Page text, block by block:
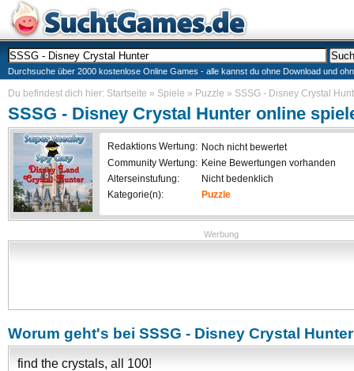
Durchsuche über 2000 kostenlose Online Games - alle kannst du ohne Download und
Du befindest dich hier: Startseite » Spiele » Puzzle » SSSG - Disney Crystal
SSSG - Disney Crystal Hunter online
Redaktions Wertung: Noch nicht bewertet
Community Wertung: Keine Bewertungen vorhanden
Alterseinstufung:
Nicht bedenklich
Kategorie(n):
Puzzle
Werbung
Worum geht's bei SSSG - Disney Crystal Hunter
find the crystals, all 100!